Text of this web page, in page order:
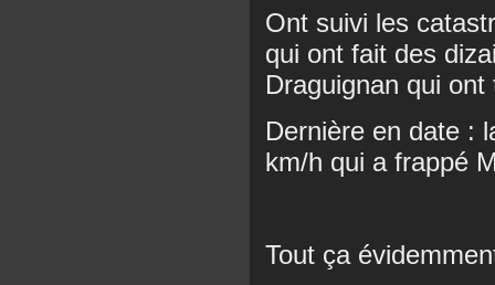
Ont suivi les
qui ont fait des
Draguignan qui
Dernière en date :
km/h qui a frappé
Tout ça